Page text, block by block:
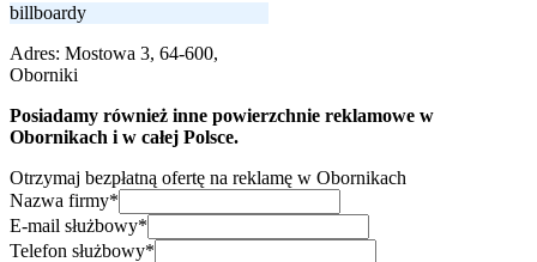
billboardy
Adres: Mostowa 3, 64-600,
Oborniki
Posiadamy również inne powierzchnie reklamowe w
Obornikach i w całej Polsce.
Otrzymaj bezpłatną ofertę na reklamę w Obornikach
Nazwa firmy*
E-mail służbowy*
Telefon służbowy*